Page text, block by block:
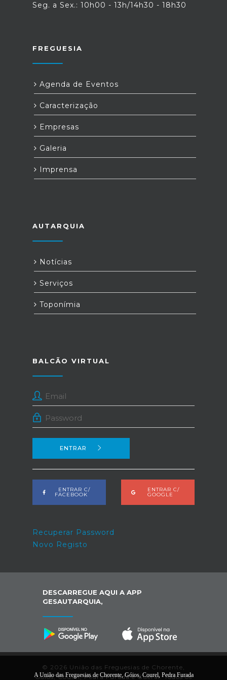
Seg. a Sex.: 10h00 - 13h/14h30 - 18h30
FREGUESIA
Agenda de Eventos
Caracterização
Empresas
Galeria
Imprensa
AUTARQUIA
Notícias
Serviços
Toponímia
BALCÃO VIRTUAL
ENTRAR
ENTRAR C/
FACEBOOK
ENTRAR C/
GOOGLE
Recuperar Password
Novo Registo
DESCARREGUE AQUI A APP
GESAUTARQUIA,
© 2026 União das Freguesias de Chorente,
Góios, Courel, Pedra Furada e Gueral. Todos os
A União das Freguesias de Chorente, Góios, Courel, Pedra Furada